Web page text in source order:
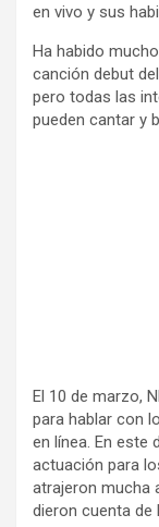
en vivo y sus
Ha habido
canción debut
pero todas las
pueden cantar y
El 10 de marzo,
para hablar con
en línea. En este
actuación para
atrajeron mucha
dieron cuenta de